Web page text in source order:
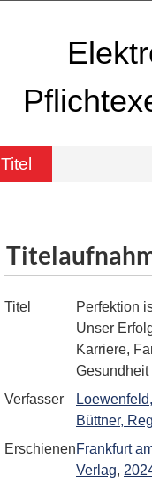
Titel
Titel
Perfektion
Unser
Karriere,
Gesundheit
Verfasser
Büttner,
ErschienenFrankfurt
Verlag,